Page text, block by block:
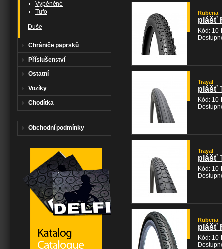
Rubena
plášť
Kód:
Trayal
plášť
Kód:
Trayal
plášť
Kód:
Rubena
plášť
Kód:
Vypěněné
Tufo
Duše
Chrániče paprsků
Příslušenství
Ostatní
Vozíky
Chodítka
Obchodní podmínky